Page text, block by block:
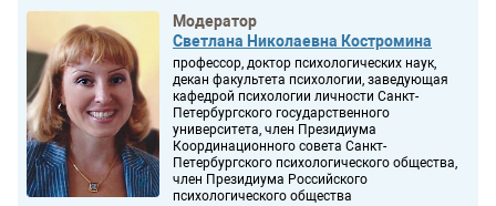
Модератор
Светлана Николаевна Костромина
профессор, доктор психологических наук,
декан факультета психологии, заведующая
кафедрой психологии личности Санкт-
Петербургского государственного
университета, член Президиума
Координационного совета Санкт-
Петербургского психологического общества,
член Президиума Российского
психологического общества